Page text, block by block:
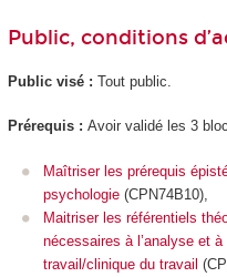
Public, conditions
Public visé : Tout public.
Prérequis : Avoir validé les 3
Maîtriser les prérequis
psychologie (CPN74B10),
Maitriser les référentiels
nécessaires à l’analyse et
travail/clinique du travail